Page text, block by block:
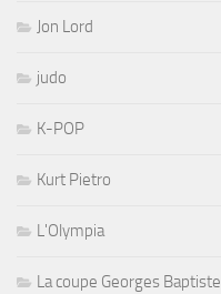
Jon Lord
judo
K-POP
Kurt Pietro
L'Olympia
La coupe Georges Baptiste